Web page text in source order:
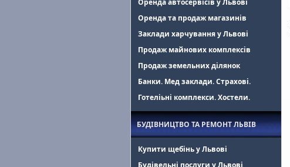
Оренда та продаж магазинів
Заклади харчування у Львові
Продаж майнових комплексів
Продаж земельних ділянок
Банки. Мед заклади. Страхові.
Готеліьні комплекси. Хостели.
БУДІВНИЦТВО ТА РЕМОНТ ЛЬВІВ
Купити щебінь у Львові
Будівельні послуги у Львові